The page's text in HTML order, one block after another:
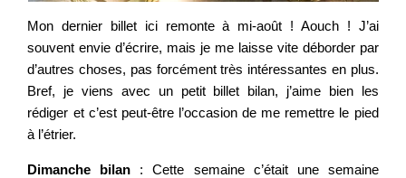
Mon dernier billet ici remonte à mi-août ! Aouch ! J’ai
souvent envie d’écrire, mais je me laisse vite déborder par
d’autres choses, pas forcément très intéressantes en plus.
Bref, je viens avec un petit billet bilan, j’aime bien les
rédiger et c’est peut-être l’occasion de me remettre le pied
à l’étrier.
Dimanche bilan : Cette semaine c’était une semaine